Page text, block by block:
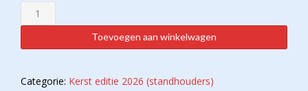
Ontbijt
(13
aantal
Toevoegen aan winkelwagen
Categorie: Kerst editie 2026 (standhouders)